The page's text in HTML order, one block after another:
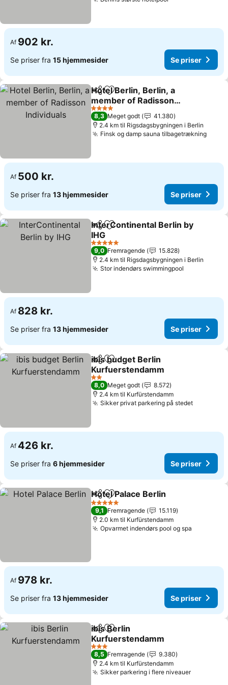
Af 902 kr.
Se priser fra 15 hjemmesider Se priser
Del Føj til favoritter
Hotel Berlin, Berlin, a
member of Radisson
Individuals
Se priser
4 Stjerner
8,3 Meget godt
41.380
2.4 km til Rigsdagsbygningen i Berlin
Finsk og damp sauna tilbagetrækningSe
Af 500 kr.
Se priser fra 13 hjemmesider Se priser
Del Føj til favoritter
InterContinental Berlin by
IHG
Se priser
5 Stjerner
9,0 Fremragende
15.828
2.4 km til Rigsdagsbygningen i Berlin
Stor indendørs swimmingpool
Af 828 kr.
Se priser fra 13 hjemmesider Se priser
Del Føj til favoritter
ibis budget Berlin
Kurfuerstendamm
Se priser
2 Stjerner
8,0 Meget godt
8.572
2.4 km til Kurfürstendamm
Sikker privat parkering på stedetSe priser
Af 426 kr.
Se priser fra 6 hjemmesider Se priser
Del Føj til favoritter
Hotel Palace Berlin
5 Stjerner
9,1 Fremragende
15.119
2.0 km til Kurfürstendamm
Opvarmet indendørs pool og spa
Af 978 kr.
Se priser fra 13 hjemmesider Se priser
Del Føj til favoritter
ibis Berlin
Kurfuerstendamm
Se priser
3 Stjerner
8,5 Fremragende
9.380
2.4 km til Kurfürstendamm
Sikker parkering i flere niveauerSe priser